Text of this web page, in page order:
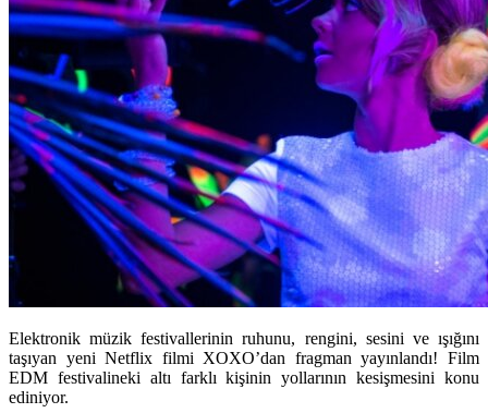
Elektronik müzik festivallerinin ruhunu, rengini, sesini ve ışığını
taşıyan yeni Netflix filmi XOXO’dan fragman yayınlandı! Film
EDM festivalineki altı farklı kişinin yollarının kesişmesini konu
ediniyor.